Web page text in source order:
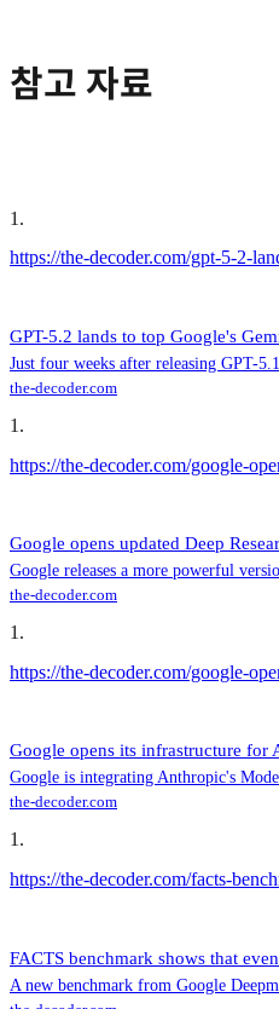
참고 자료
1 .
https://the-decoder.com/gpt-5-2-
GPT-5.2 lands to top Google's
Just four weeks after releasing GPT-
the-decoder.com
1 .
https://the-decoder.com/google-
Google opens updated Deep
Google releases a more powerful
the-decoder.com
1 .
https://the-decoder.com/google-
Google opens its infrastructure for
Google is integrating Anthropic's
the-decoder.com
1 .
https://the-decoder.com/facts-
FACTS benchmark shows that
A new benchmark from Google